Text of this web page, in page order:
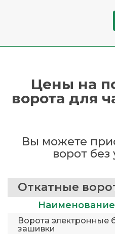
Цены на
ворота для
Вы можете
ворот без
Откатные
Наименование
Ворота электронные
зашивки